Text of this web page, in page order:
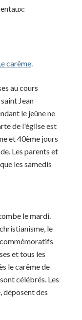
carême.
au cours
Jean
le jeûne ne
de l'église est
et 40ème jours
Les parents et
les samedis
le mardi.
le
et tous les
le carême de
célébrés. Les
déposent des